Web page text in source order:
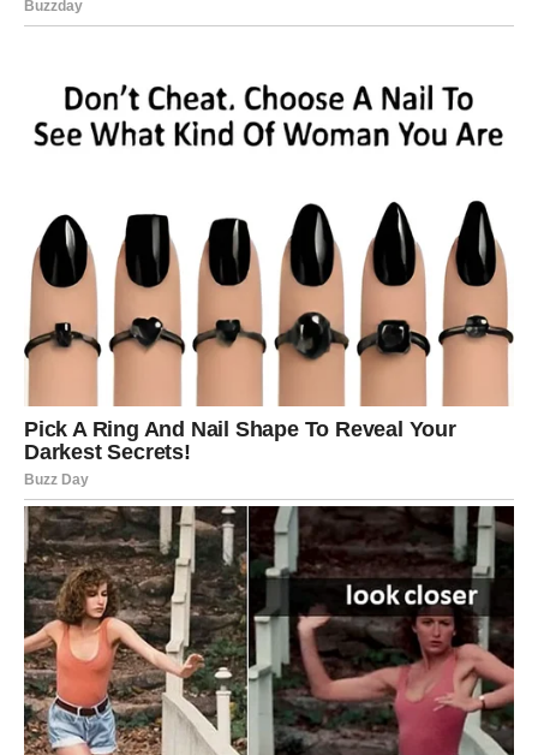
Jarac
Jarčevi imaju velike šanse da obnove odnos sa osobom
koja ih nikada nije zaboravila. Okolnosti su sada mnogo
drugačije, a oboje ste spremniji za ozbiljniji i stabilniji
odnos.
Zvijezde vam pružaju priliku da ispišete potpuno novo
poglavlje stare ljubavne priče.
Vodolija
Vodolijama prošlost donosi neočekivanu poruku koja će
probuditi znatiželju. Prije nego što donesete odluku,
zapitajte se da li želite obnoviti stare uspomene ili krenuti
prema nečemu novom.
Odgovor ćete pronaći u vlastitim osjećajima.